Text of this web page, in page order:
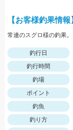
【お客様釣果情
常連のスグロ様の釣果
釣行日
釣行時間
釣場
ポイント
釣魚
釣り方